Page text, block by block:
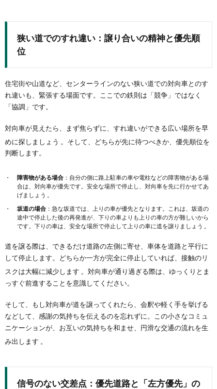
狭い道でのすれ違い：譲り合いの精神と優先順
位
住宅街や山道など、センターラインのない狭い道での対向車とのす
れ違いも、緊張する場面です。ここでの鉄則は「競争」ではなく
「協調」です。
対向車が見えたら、まず焦らずに、すれ違いができる広い場所を早
めに探しましょう 。そして、どちらが先に待つべきか、優先順位を
判断します。
障害物がある場合 ：自分の側に路上駐車の車や電柱などの障害物がある場
合は、対向車が優先です。安全な場所で停止し、対向車を先に行かせてあ
げましょう 。
坂道の場合 ：急な坂道では、上りの車が優先となります。これは、坂道の
途中で停止した後の再発進が、下りの車よりも上りの車の方が難しいから
です。下りの車は、安全な場所で停止して上りの車に道を譲りましょう 。
道を譲る際は、できるだけ道路の左側に寄せ、車体を道路と平行に
して停止します。どちらか一方が完全に停止していれば、接触のリ
スクは大幅に減少します 。対向車が通り過ぎる際は、ゆっくりとま
っすぐ前進することを意識してください。
そして、もし対向車が道を譲ってくれたら、会釈や軽く手を挙げる
などして、感謝の気持ちを伝えるのを忘れずに。この小さなコミュ
ニケーションが、お互いの気持ちを和ませ、円滑な交通の流れを生
み出します 。
信号のない交差点：優先道路と「左方優先」の